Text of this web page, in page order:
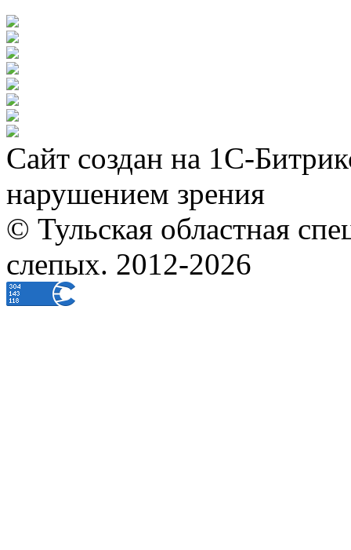
Сайт создан на 1С-
нарушением зрения
© Тульская областная
слепых. 2012-2026